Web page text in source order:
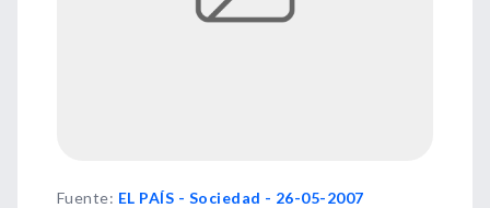
Fuente: EL PAÍS - Sociedad - 26-05-2007